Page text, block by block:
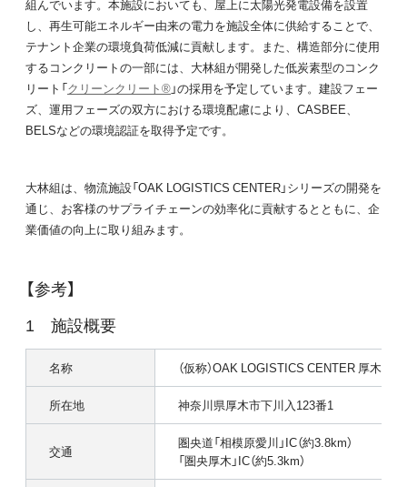
組んでいます。本施設においても、屋上に太陽光発電設備を設置
し、再生可能エネルギー由来の電力を施設全体に供給することで、
テナント企業の環境負荷低減に貢献します。また、構造部分に使用
するコンクリートの一部には、大林組が開発した低炭素型のコンク
リート「クリーンクリート®」の採用を予定しています。建設フェー
ズ、運用フェーズの双方における環境配慮により、CASBEE、
BELSなどの環境認証を取得予定です。
大林組は、物流施設「OAK LOGISTICS CENTER」シリーズの開発を
通じ、お客様のサプライチェーンの効率化に貢献するとともに、企
業価値の向上に取り組みます。
【参考】
施設概要
名称 （仮称）OAK LOGISTICS CENTER 厚木
所在地 神奈川県厚木市下川入123番1
交通
圏央道「相模原愛川」IC（約3.8km）
「圏央厚木」IC（約5.3km）